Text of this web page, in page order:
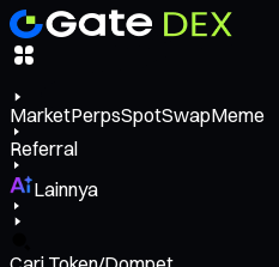
MarketPerpsSpotSwapMeme
Referral
Lainnya